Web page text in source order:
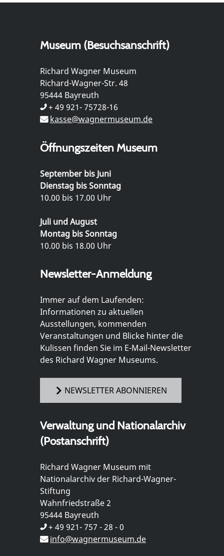
Museum (Besuchsanschrift)
Richard Wagner Museum
Richard-Wagner-Str. 48
95444 Bayreuth
+ 49 921- 75728-16
kasse@wagnermuseum.de
Öffnungszeiten Museum
September bis Juni
Dienstag bis Sonntag
10.00 bis 17.00 Uhr
Juli und August
Montag bis Sonntag
10.00 bis 18.00 Uhr
Newsletter-Anmeldung
Immer auf dem Laufenden:
Informationen zu aktuellen
Ausstellungen, kommenden
Veranstaltungen und Blicke hinter die
Kulissen finden Sie im E-Mail-Newsletter
des Richard Wagner Museums.
NEWSLETTER ABONNIEREN
Verwaltung und Nationalarchiv
(Postanschrift)
Richard Wagner Museum mit
Nationalarchiv der Richard-Wagner-
Stiftung
Wahnfriedstraße 2
95444 Bayreuth
+ 49 921- 757 - 28 - 0
info@wagnermuseum.de